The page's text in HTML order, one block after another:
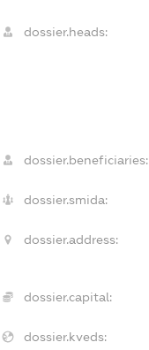
dossier.heads:
dossier.beneficiaries:
dossier.smida:
dossier.address:
dossier.capital:
dossier.kveds: